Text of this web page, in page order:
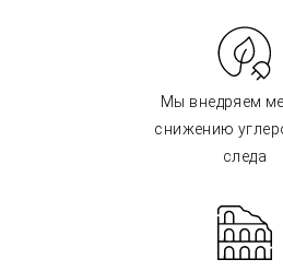
Мы внедряем
снижению
следа